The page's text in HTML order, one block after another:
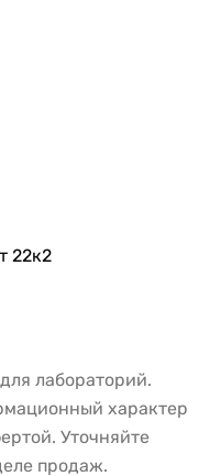
22к2
лабораторий.
характер
Уточняйте
продаж.